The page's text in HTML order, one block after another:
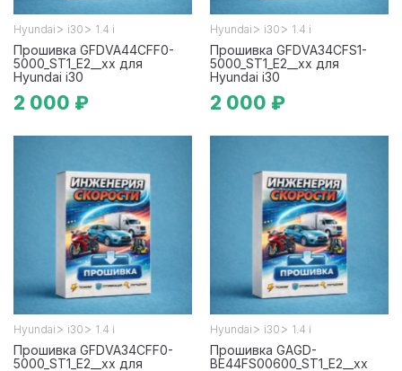
Hyundai > i30 > 1.4 i
Прошивка GFDVA44CFF0-
5000_ST1_E2__xx для
Hyundai i30
2 000 ₽
Hyundai > i30 > 1.4 i
Прошивка GFDVA34CFS1-
5000_ST1_E2__xx для
Hyundai i30
2 000 ₽
Hyundai > i30 > 1.4 i
Прошивка GFDVA34CFF0-
5000_ST1_E2__xx для
Hyundai > i30 > 1.4 i
Прошивка GAGD-
BE44FS00600_ST1_E2__xx